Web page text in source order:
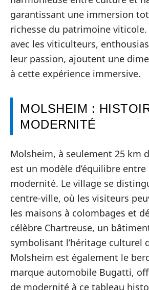
garantissant une immersion
richesse du patrimoine viticole.
avec les viticulteurs,
leur passion, ajoutent une
à cette expérience immersive.
MOLSHEIM :
MODERNITÉ
Molsheim, à seulement 25 km
est un modèle d’équilibre entre
modernité. Le village se
centre-ville, où les visiteurs
les maisons à colombages et
célèbre Chartreuse, un
symbolisant l’héritage culturel
Molsheim est également le
marque automobile Bugatti,
de modernité à ce tableau